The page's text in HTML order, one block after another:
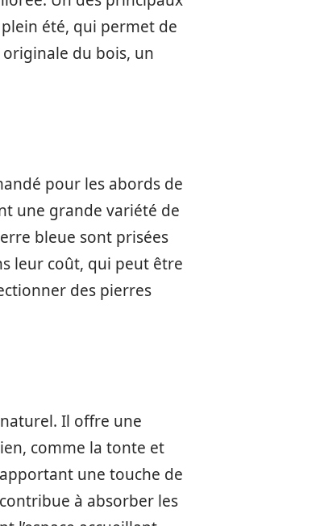
été, qui permet de
du bois, un
pour les abords de
une grande variété de
bleue sont prisées
leur coût, qui peut être
des pierres
Il offre une
comme la tonte et
une touche de
à absorber les